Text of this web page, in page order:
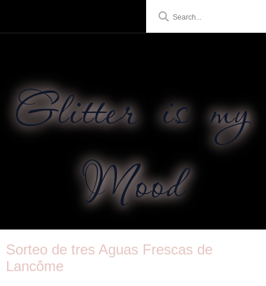
Glitter is my
Mood
Sorteo de tres Aguas Frescas de
Lancôme